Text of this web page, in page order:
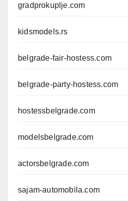
gradprokuplje.com
kidsmodels.rs
belgrade-fair-hostess.com
belgrade-party-hostess.com
hostessbelgrade.com
modelsbelgrade.com
actorsbelgrade.com
sajam-automobila.com